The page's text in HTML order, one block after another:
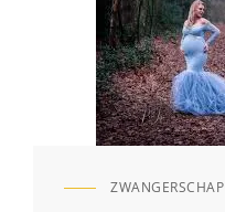
CAT
ZWANGERSCHAP